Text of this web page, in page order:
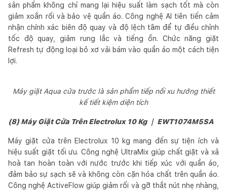
sản phẩm không chỉ mang lại hiệu suất làm sạch tốt mà còn
giảm xoắn rối và bảo vệ quần áo. Công nghệ AI tiên tiến cảm
nhận chính xác biên độ quay và độ lệch tâm để tự điều chỉnh
tốc độ quay, giảm rung lắc và tiếng ồn. Chức năng giặt
Refresh tự động loại bỏ xơ vải bám vào quần áo một cách tiện
lợi.
Máy giặt Aqua cửa trước là sản phẩm tiếp nối xu hướng thiết
kế tiết kiệm diện tích
(8) Máy Giặt Cửa Trên Electrolux 10 Kg ｜ EWT1074M5SA
Máy giặt cửa trên Electrolux 10 kg mang đến sự tiện ích và
hiệu suất giặt tối ưu. Công nghệ UltraMix giúp chất giặt và xả
hoà tan hoàn toàn với nước trước khi tiếp xúc với quần áo,
đảm bảo sự sạch sẽ và không còn cặn hóa chất trên quần áo.
Công nghệ ActiveFlow giúp giảm rối và gỡ thắt nút nhẹ nhàng,